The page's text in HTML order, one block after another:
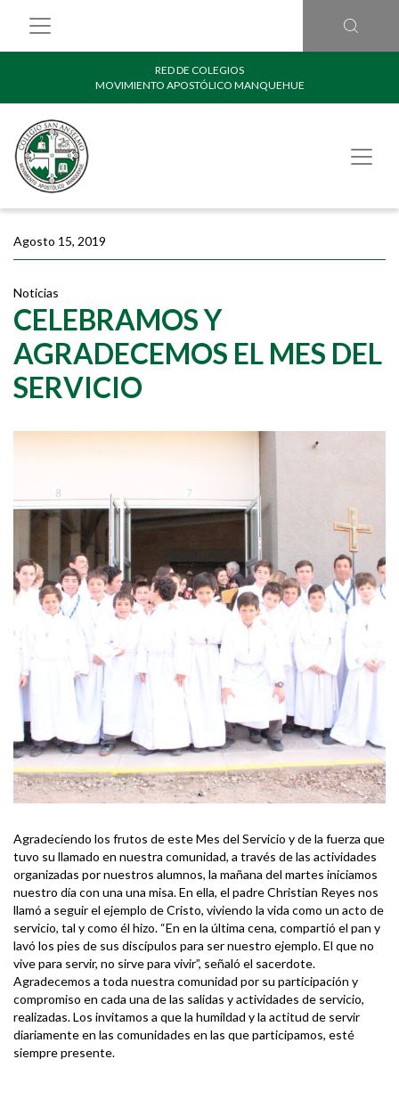
RED DE COLEGIOS
MOVIMIENTO APOSTÓLICO MANQUEHUE
Agosto 15, 2019
Noticias
CELEBRAMOS Y
AGRADECEMOS EL MES DEL
SERVICIO
Agradeciendo los frutos de este Mes del Servicio y de la fuerza que
tuvo su llamado en nuestra comunidad, a través de las actividades
organizadas por nuestros alumnos, la mañana del martes iniciamos
nuestro día con una una misa. En ella, el padre Christian Reyes nos
llamó a seguir el ejemplo de Cristo, viviendo la vida como un acto de
servicio, tal y como él hizo. “En en la última cena, compartió el pan y
lavó los pies de sus discípulos para ser nuestro ejemplo. El que no
vive para servir, no sirve para vivir”, señaló el sacerdote.
Agradecemos a toda nuestra comunidad por su participación y
compromiso en cada una de las salidas y actividades de servicio,
realizadas. Los invitamos a que la humildad y la actitud de servir
diariamente en las comunidades en las que participamos, esté
siempre presente.